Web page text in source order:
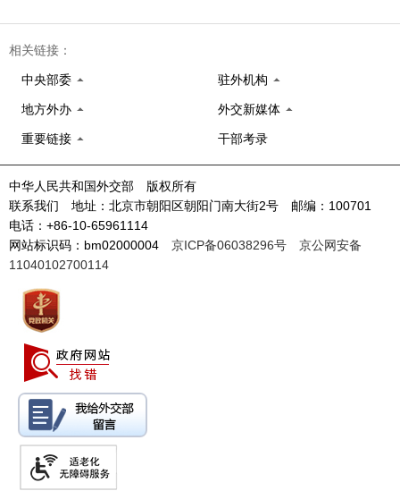
相关链接：
中央部委 驻外机构
地方外办 外交新媒体
重要链接 干部考录
中华人民共和国外交部 版权所有
联系我们 地址：北京市朝阳区朝阳门南大街2号 邮编：100701
电话：+86-10-65961114
网站标识码：bm02000004 京ICP备06038296号
京公网安备
11040102700114